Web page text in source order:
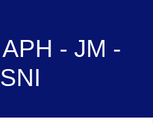
- JM -